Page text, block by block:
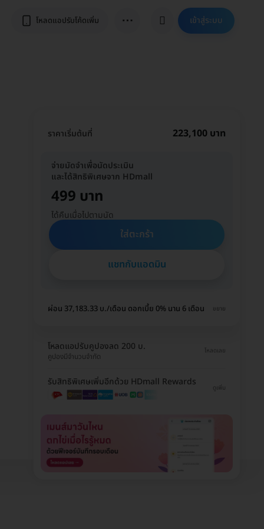
โหลดแอปรับโค้ดเพิ่ม ⋯ เข้าสู่ระบบ
ราคาเริ่มต้นที่ 223,100 บาท
จ่ายมัดจำเพื่อนัดประเมิน
และได้สิทธิพิเศษจาก HDmall
499 บาท
ได้คืนเมื่อไปตามนัด
ใส่ตะกร้า
แชทกับแอดมิน
ผ่อน 37,183.33 บ./เดือน ดอกเบี้ย 0% นาน 6 เดือน ขยาย
โหลดแอปรับคูปองลด 200 บ.
คูปองมีจำนวนจำกัด
โหลดเลย
รับสิทธิพิเศษเพิ่มอีกด้วย HDmall Rewards
ดูเพิ่ม